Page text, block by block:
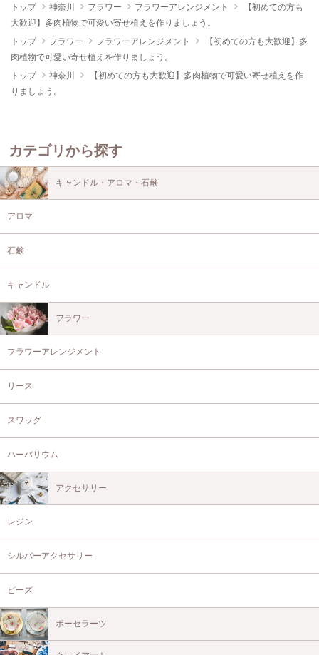
トップ 神奈川 フラワー フラワーアレンジメント
【初めての方も
大歓迎】多肉植物で可愛い寄せ植えを作りましょう。
トップ
フラワー フラワーアレンジメント
【初めての方も大歓迎】多
肉植物で可愛い寄せ植えを作りましょう。
トップ
神奈川
【初めての方も大歓迎】多肉植物で可愛い寄せ植えを作
りましょう。
カテゴリから探す
キャンドル・アロマ・石鹸
アロマ
石鹸
キャンドル
フラワー
フラワーアレンジメント
リース
スワッグ
ハーバリウム
アクセサリー
レジン
シルバーアクセサリー
ビーズ
ポーセラーツ